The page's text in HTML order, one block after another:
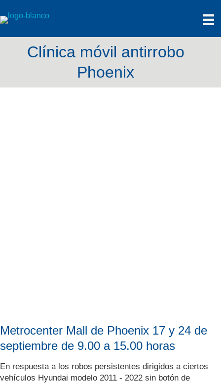
Clínica móvil antirrobo
Phoenix
Metrocenter Mall de Phoenix 17 y 24 de
septiembre de 9.00 a 15.00 horas
En respuesta a los robos persistentes dirigidos a ciertos
vehículos Hyundai modelo 2011 - 2022 sin botón de